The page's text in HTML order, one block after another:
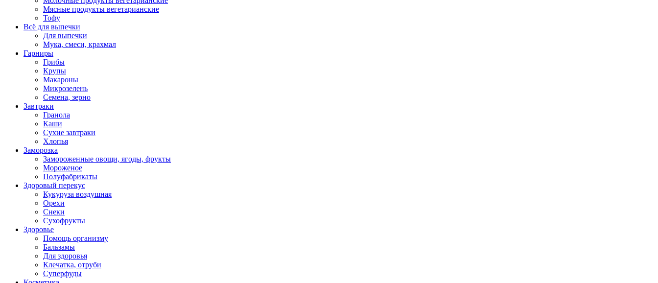
Мясные продукты вегетарианские
Тофу
Всё для выпечки
Для выпечки
Мука, смеси, крахмал
Гарниры
Грибы
Крупы
Макароны
Микрозелень
Семена, зерно
Завтраки
Гранола
Каши
Сухие завтраки
Хлопья
Заморозка
Замороженные овощи, ягоды, фрукты
Мороженое
Полуфабрикаты
Здоровый перекус
Кукуруза воздушная
Орехи
Снеки
Сухофрукты
Здоровье
Помощь организму
Бальзамы
Для здоровья
Клечатка, отруби
Суперфуды